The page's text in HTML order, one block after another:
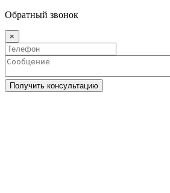
Обратный звонок
×
Получить консультацию